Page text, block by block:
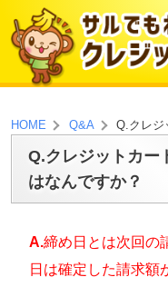
HOME Q&A Q.クレジ
Q.クレジットカー
はなんですか？
A.締め日とは次回の
日は確定した請求額